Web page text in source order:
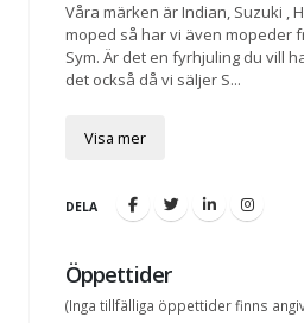
Våra märken är Indian, Suzuki ,
moped så har vi även mopeder
Sym. Är det en fyrhjuling du vill
det också då vi säljer S...
Visa mer
DELA
Öppettider
(Inga tillfälliga öppettider finns